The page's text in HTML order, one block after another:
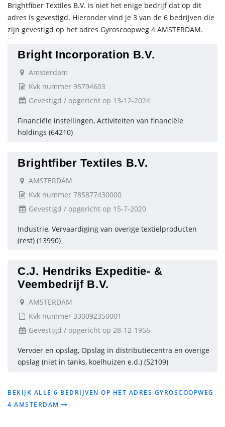
Brightfiber Textiles B.V. is niet het enige bedrijf dat op dit
adres is gevestigd. Hieronder vind je 3 van de 6 bedrijven die
zijn gevestigd op het adres Gyroscoopweg 4 AMSTERDAM.
Bright Incorporation B.V.
Amsterdam
Kvk nummer 95794603
Gevestigd / opgericht op 13-12-2024
Financiële instellingen, Activiteiten van financiële
holdings (64210)
Brightfiber Textiles B.V.
AMSTERDAM
Kvk nummer 785877430000
Gevestigd / opgericht op 15-7-2020
Industrie, Vervaardiging van overige textielproducten
(rest) (13990)
C.J. Hendriks Expeditie- &
Veembedrijf B.V.
AMSTERDAM
Kvk nummer 330092350001
Gevestigd / opgericht op 28-12-1956
Vervoer en opslag, Opslag in distributiecentra en overige
opslag (niet in tanks, koelhuizen e.d.) (52109)
BEKIJK ALLE 6 BEDRIJVEN OP HET ADRES GYROSCOOPWEG
4 AMSTERDAM